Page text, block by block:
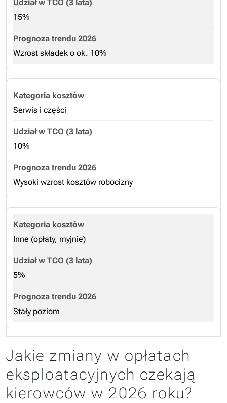
15%
Wzrost składek o ok. 10%
Serwis i części
10%
Wysoki wzrost kosztów robocizny
Inne (opłaty, myjnie)
5%
Stały poziom
Jakie zmiany w opłatach
eksploatacyjnych czekają
kierowców w 2026 roku?